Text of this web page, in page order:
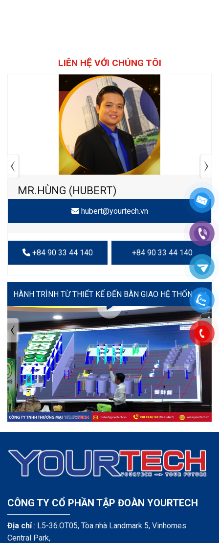
LIÊN HỆ VỚI CHÚNG TÔI
MR.HÙNG (HUBERT)
hubert@yourtech.vn
+84 90 33 44 140 +84 90 33 44 140
VIDEO
TIN TỨC MỚI NHẤT
Tuyển dụng: Nhân viên KẾ TOÁN
CÔNG TY CỔ PHẦN TẬP ĐOÀN YOURTECH
Địa chỉ: L5-36.OT05, Tòa nhà Landmark 5, Vinhomes
Central Park,